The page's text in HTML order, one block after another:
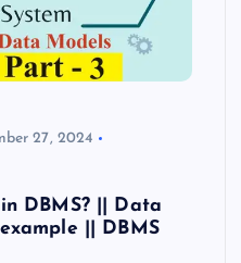
27, 2024
DBMS? || Data
|| DBMS